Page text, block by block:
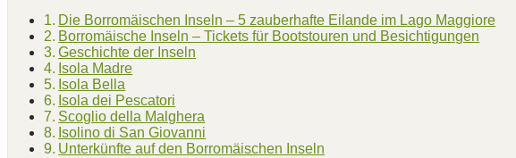
Die Borromäischen Inseln – 5 zauberhafte Eilande im Lago Maggiore
Borromäische Inseln – Tickets für Bootstouren und Besichtigungen
Geschichte der Inseln
Isola Madre
Isola Bella
Isola dei Pescatori
Scoglio della Malghera
Isolino di San Giovanni
Unterkünfte auf den Borromäischen Inseln